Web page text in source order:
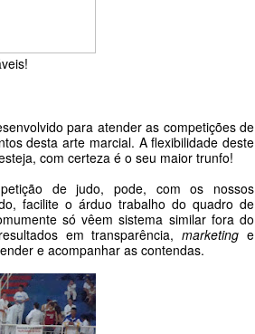
para atender as competições de
desta arte marcial. A flexibilidade deste
com certeza é o seu maior trunfo!
de judo, pode, com os nossos
facilite o árduo trabalho do quadro de
só vêem sistema similar fora do
em transparência,marketing e
e acompanhar as contendas.